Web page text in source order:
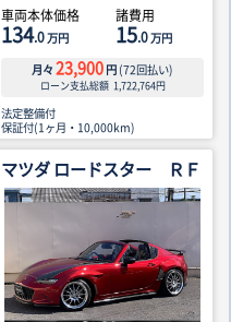
車両本体価格
134.0万円
諸費用
15.0万円
月々 23,900 円 (72回払い)
ローン支払総額 1,722,764円
法定整備付
保証付(1ヶ月・10,000km)
マツダ ロードスター ＲＦ